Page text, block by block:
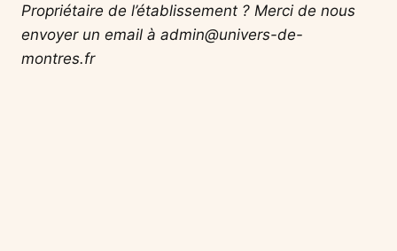
Propriétaire de l’établissement ? Merci de nous
envoyer un email à admin@univers-de-
montres.fr